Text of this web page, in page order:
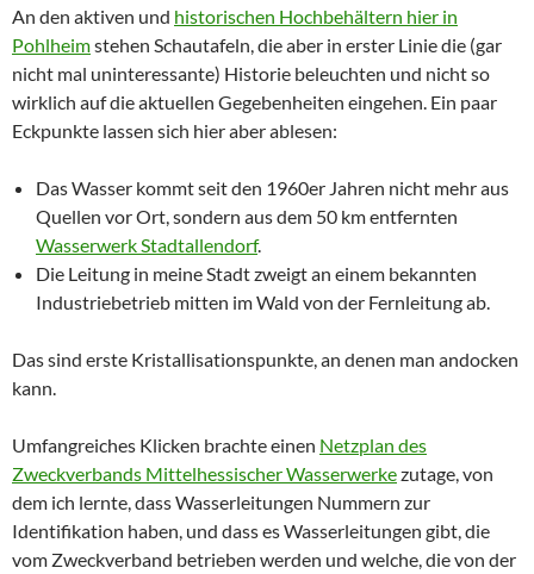
An den aktiven und historischen Hochbehältern hier in
Pohlheimstehen Schautafeln, die aber in erster Linie die (gar
nicht mal uninteressante) Historie beleuchten und nicht so
wirklich auf die aktuellen Gegebenheiten eingehen. Ein paar
Eckpunkte lassen sich hier aber ablesen:
Das Wasser kommt seit den 1960er Jahren nicht mehr aus
Quellen vor Ort, sondern aus dem 50 km entfernten
Wasserwerk Stadtallendorf.
Die Leitung in meine Stadt zweigt an einem bekannten
Industriebetrieb mitten im Wald von der Fernleitung ab.
Das sind erste Kristallisationspunkte, an denen man andocken
kann.
Umfangreiches Klicken brachte einen Netzplan des
Zweckverbands Mittelhessischer Wasserwerkezutage, von
dem ich lernte, dass Wasserleitungen Nummern zur
Identifikation haben, und dass es Wasserleitungen gibt, die
vom Zweckverband betrieben werden und welche, die von der